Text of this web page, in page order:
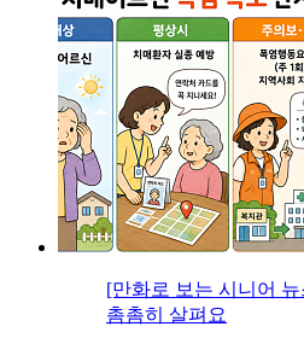
[만화로 보는 시니어
촘촘히 살펴요